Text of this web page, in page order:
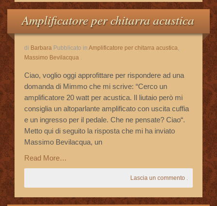
Amplificatore per chitarra acustica
di Barbara Pubblicato in Amplificatore per chitarra acustica,
Massimo Bevilacqua .
Ciao, voglio oggi approfittare per rispondere ad una
domanda di Mimmo che mi scrive: “Cerco un
amplificatore 20 watt per acustica. Il liutaio però mi
consiglia un altoparlante amplificato con uscita cuffia
e un ingresso per il pedale. Che ne pensate? Ciao“.
Metto qui di seguito la risposta che mi ha inviato
Massimo Bevilacqua, un
Read More…
Lascia un commento .